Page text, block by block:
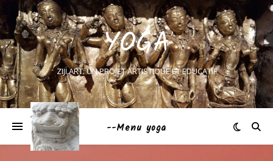
YOGA
ZIJI.ART: UN PROJET ARTISTIQUE ET EDUCATIF
--Menu yoga